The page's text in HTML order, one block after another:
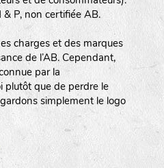
(BGH)
www.bolster.nl
du fournisseur de la
P, non certifiée AB.
charges et des marques
de l’AB. Cependant,
par la
plutôt que de perdre le
simplement le logo